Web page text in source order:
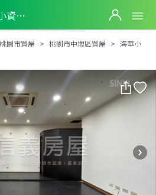
海華小資店面
海華小資店面
桃園市買屋 桃園市中壢區買屋
海華小